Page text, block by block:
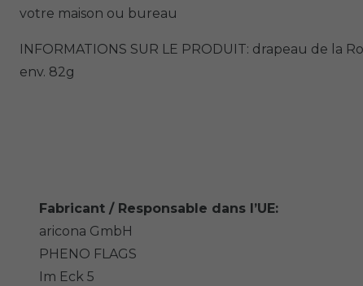
votre maison ou bureau
INFORMATIONS SUR LE PRODUIT: drapeau de
env. 82g
Fabricant / Responsable dans l’UE:
aricona GmbH
PHENO FLAGS
Im Eck 5